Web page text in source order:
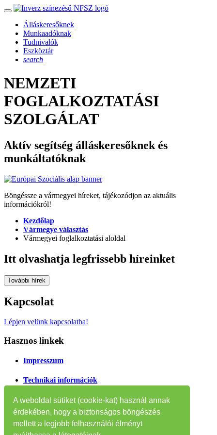
A weboldal sütiket (cookie-kat) használ annak
érdekében, hogy a biztonságos böngészés
mellett a legjobb felhasználói élményt
Álláskeresőknek
Munkaadóknak
Tudnivalók
Eszköztár
search
NEMZETI
FOGLALKOZTATÁSI
SZOLGÁLAT
Aktív segítség álláskeresőknek és
munkáltatóknak
Böngéssze a vármegyei híreket, tájékozódjon az aktuális
információkról!
Kezdőlap
Vármegye választás
Vármegyei foglalkoztatási aloldal
Itt olvashatja legfrissebb híreinket
További hírek
Kapcsolat
Lépjen velünk kapcsolatba!
Hasznos linkek
Impresszum
Technikai információk
Oldaltérkép
Tájékoztatók